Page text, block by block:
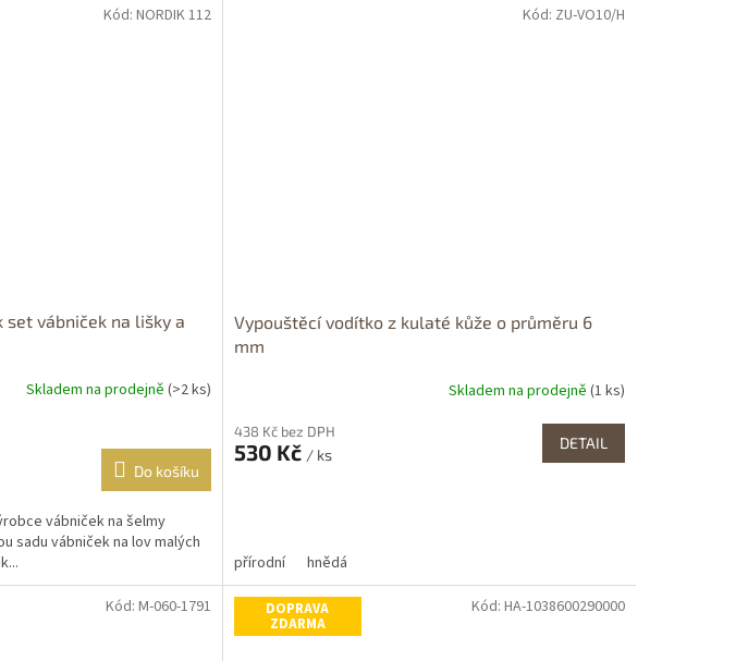
set vábniček na lišky a
Skladem na prodejně (>2 ks)
Do košíku
vábniček na šelmy
sadu vábniček na lov malých
Kód: NORDIK 112
Vypouštěcí vodítko z kulaté kůže o průměru 6
mm
Skladem na prodejně (1 ks)
438 Kč bez DPH
530 Kč / ks
DETAIL
přírodní hnědá
Kód: ZU-VO10/H
Kód: M-060-1791 DOPRAVA
ZDARMA
Kód: HA-1038600290000